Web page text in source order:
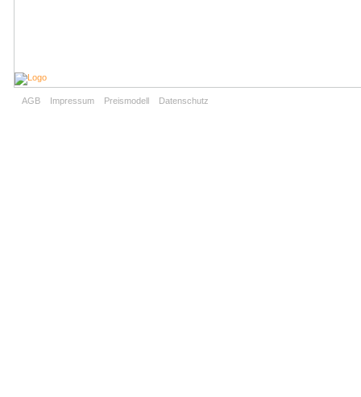
AGB Impressum Preismodell Datenschutz